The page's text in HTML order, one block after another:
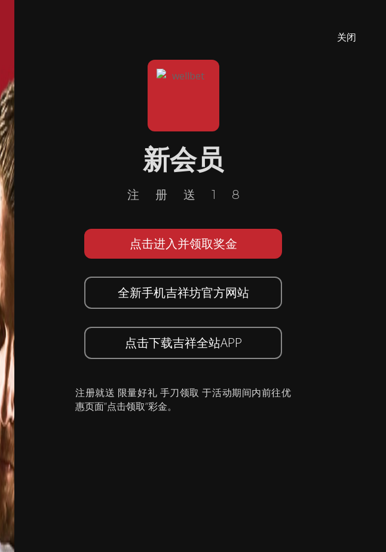
关闭
新会员
注册送18
点击进入并领取奖金
全新手机吉祥坊官方网站
点击下载吉祥全站APP
注册就送 限量好礼 手刀领取 于活动期间内前往优
惠页面”点击领取”彩金。